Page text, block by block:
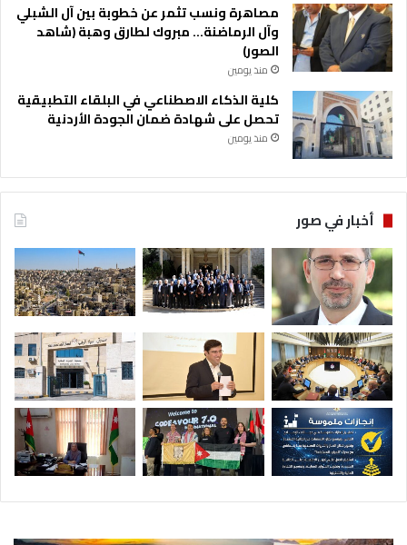
مصاهرة ونسب تثمر عن خطوبة بين آل الشبلي
وآل الرماضنة… مبروك لطارق وهبة (شاهد
الصور)
منذ يومين
كلية الذكاء الاصطناعي في البلقاء التطبيقية
تحصل على شهادة ضمان الجودة الأردنية
منذ يومين
أخبار في صور